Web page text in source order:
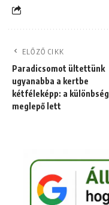
ELŐZŐ CIKK
Paradicsomot ültettünk
ugyanabba a kertbe
kétféleképp: a különbség
meglepő lett